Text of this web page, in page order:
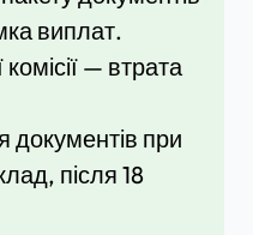
виплат.
— втрата
документів при
після 18